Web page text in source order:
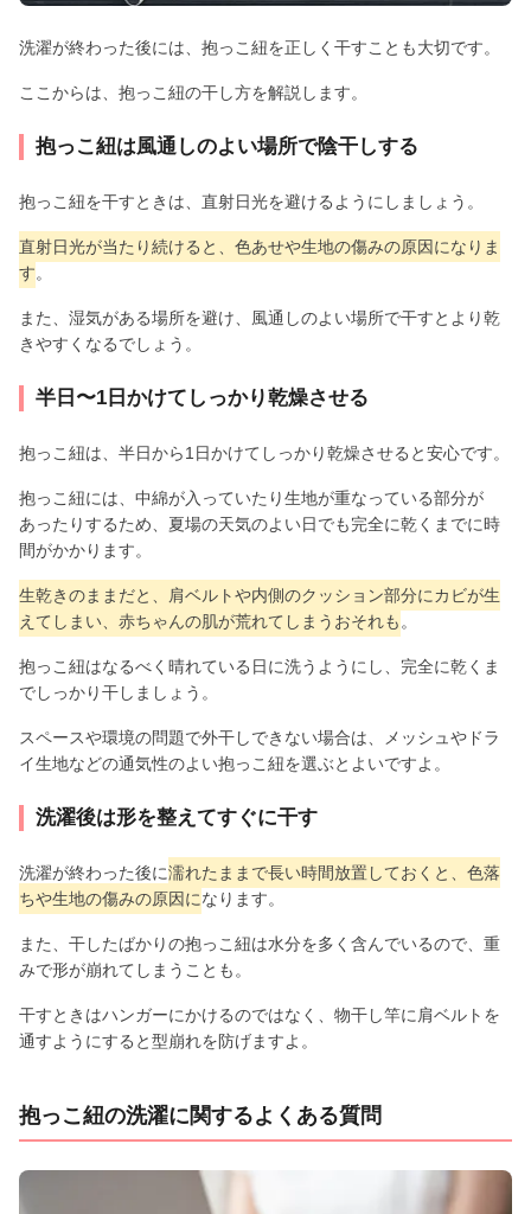
洗濯が終わった後には、抱っこ紐を正しく干すことも大切です。
ここからは、抱っこ紐の干し方を解説します。
抱っこ紐は風通しのよい場所で陰干しする
抱っこ紐を干すときは、直射日光を避けるようにしましょう。
直射日光が当たり続けると、色あせや生地の傷みの原因になりま
す。
また、湿気がある場所を避け、風通しのよい場所で干すとより乾
きやすくなるでしょう。
半日〜1日かけてしっかり乾燥させる
抱っこ紐は、半日から1日かけてしっかり乾燥させると安心です。
抱っこ紐には、中綿が入っていたり生地が重なっている部分が
あったりするため、夏場の天気のよい日でも完全に乾くまでに時
間がかかります。
生乾きのままだと、肩ベルトや内側のクッション部分にカビが生
えてしまい、赤ちゃんの肌が荒れてしまうおそれも 。
抱っこ紐はなるべく晴れている日に洗うようにし、完全に乾くま
でしっかり干しましょう。
スペースや環境の問題で外干しできない場合は、メッシュやドラ
イ生地などの通気性のよい抱っこ紐を選ぶとよいですよ。
洗濯後は形を整えてすぐに干す
洗濯が終わった後に濡れたままで長い時間放置しておくと、色落
ちや生地の傷みの原因になります。
また、干したばかりの抱っこ紐は水分を多く含んでいるので、重
みで形が崩れてしまうことも。
干すときはハンガーにかけるのではなく、物干し竿に肩ベルトを
通すようにすると型崩れを防げますよ。
抱っこ紐の洗濯に関するよくある質問